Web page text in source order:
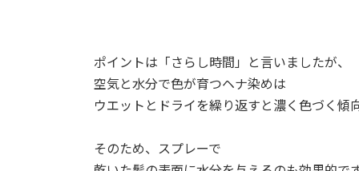
ポイントは「さらし時間」と言いましたが、
空気と水分で色が育つヘナ染めは
ウエットとドライを繰り返すと濃く色づく傾
そのため、スプレーで